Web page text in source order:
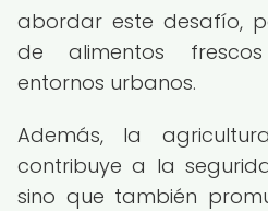
abordar este desafío,
de alimentos
entornos urbanos.
Además, la
contribuye a la
sino que también